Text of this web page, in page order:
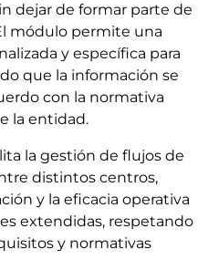
dejar de formar parte de
módulo permite una
y específica para
que la información se
con la normativa
la entidad.
la gestión de flujos de
distintos centros,
y la eficacia operativa
extendidas, respetando
y normativas